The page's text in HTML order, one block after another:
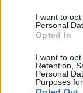
I want to
Personal
Opted In
I want to
Retention,
Personal
Purposes
GOSSIP CAM
Ο